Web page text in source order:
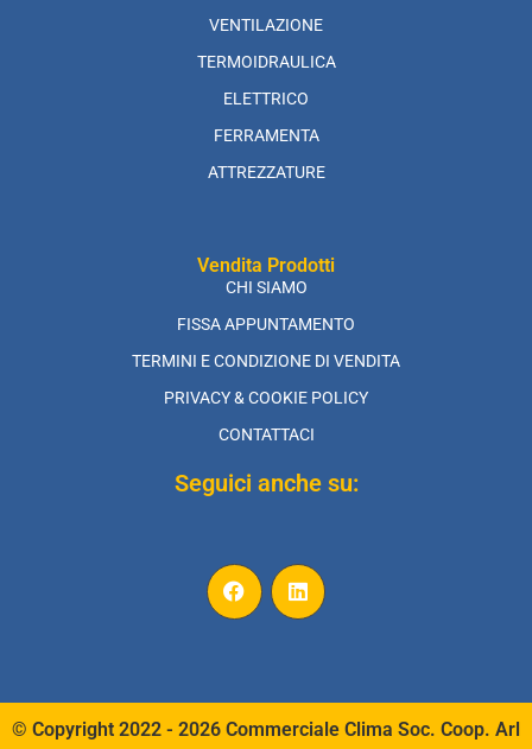
VENTILAZIONE
TERMOIDRAULICA
ELETTRICO
FERRAMENTA
ATTREZZATURE
Vendita Prodotti
CHI SIAMO
FISSA APPUNTAMENTO
TERMINI E CONDIZIONE DI VENDITA
PRIVACY & COOKIE POLICY
CONTATTACI
Seguici anche su:
© Copyright 2022 - 2026 Commerciale Clima Soc. Coop. Arl